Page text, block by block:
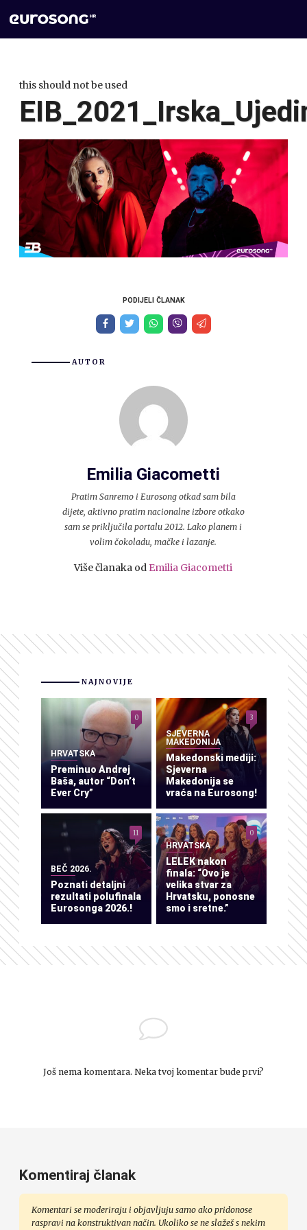
this should not be used
PODIJELI ČLANAK
AUTOR
Emilia Giacometti
Pratim Sanremo i Eurosong otkad sam bila
dijete, aktivno pratim nacionalne izbore otkako
sam se priključila portalu 2012. Lako planem i
volim čokoladu, mačke i lazanje.
Više članaka od Emilia Giacometti
NAJNOVIJE
HRVATSKA
Preminuo Andrej
Baša, autor “Don’t
Ever Cry”
0
SJEVERNA
MAKEDONIJA
Makedonski mediji:
Sjeverna
Makedonija se
vraća na Eurosong!
3
BEČ 2026.
Poznati detaljni
rezultati polufinala
Eurosonga 2026.!
11
HRVATSKA
LELEK nakon
finala: “Ovo je
velika stvar za
Hrvatsku, ponosne
smo i sretne.”
0
Još nema komentara. Neka tvoj komentar bude prvi?
Komentiraj članak
Komentari se moderiraju i objavljuju samo ako pridonose
raspravi na konstruktivan način. Ukoliko se ne slažeš s nekim